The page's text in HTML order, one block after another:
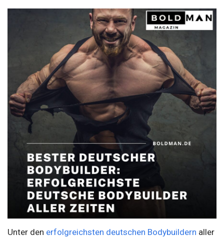
Unter den erfolgreichsten deutschen Bodybuildern aller